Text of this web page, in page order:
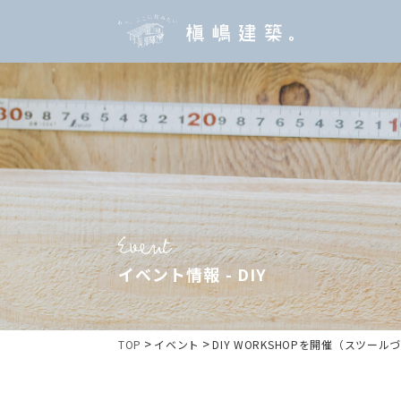
イベント情報 - DIY
TOP > イベント >DIY WORKSHOPを開催（スツール